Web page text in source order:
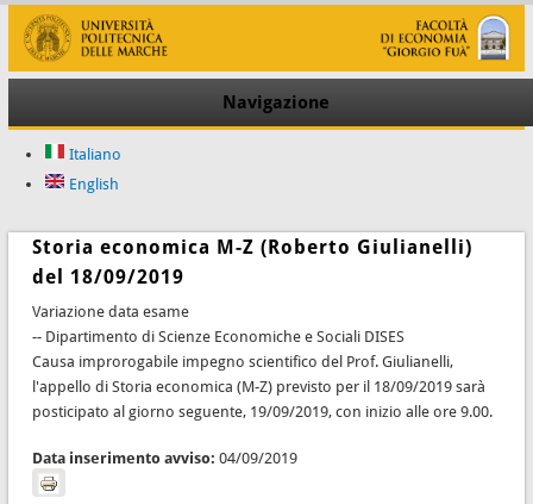
Navigazione
Italiano
English
Storia economica M-Z (Roberto Giulianelli)
del 18/09/2019
Variazione data esame
-- Dipartimento di Scienze Economiche e Sociali DISES
Causa improrogabile impegno scientifico del Prof. Giulianelli,
l'appello di Storia economica (M-Z) previsto per il 18/09/2019 sarà
posticipato al giorno seguente, 19/09/2019, con inizio alle ore 9.00.
Data inserimento avviso: 04/09/2019